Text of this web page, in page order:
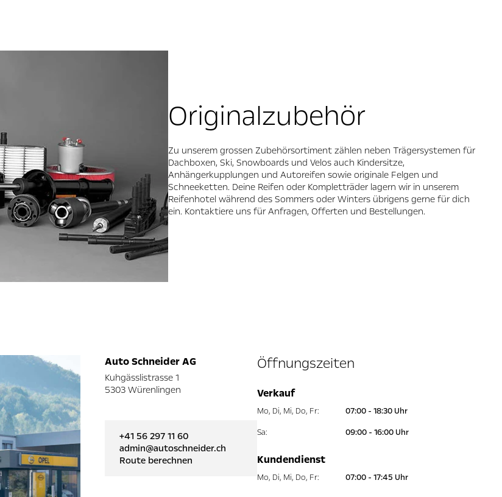
Originalzubehör
Zu unserem grossen Zubehörsortiment zählen neben Trägersystemen für
Dachboxen, Ski, Snowboards und Velos auch Kindersitze,
Anhängerkupplungen und Autoreifen sowie originale Felgen und
Schneeketten. Deine Reifen oder Kompletträder lagern wir in unserem
Reifenhotel während des Sommers oder Winters übrigens gerne für dich
ein. Kontaktiere uns für Anfragen, Offerten und Bestellungen.
Auto Schneider AG
Kuhgässlistrasse 1
5303 Würenlingen
+41 56 297 11 60
admin@autoschneider.ch
Route berechnen
Öffnungszeiten
Verkauf
Mo, Di, Mi, Do, Fr:
07:00 - 18:30 Uhr
Sa: 09:00 - 16:00 Uhr
Kundendienst
Mo, Di, Mi, Do, Fr: 07:00 - 17:45 Uhr